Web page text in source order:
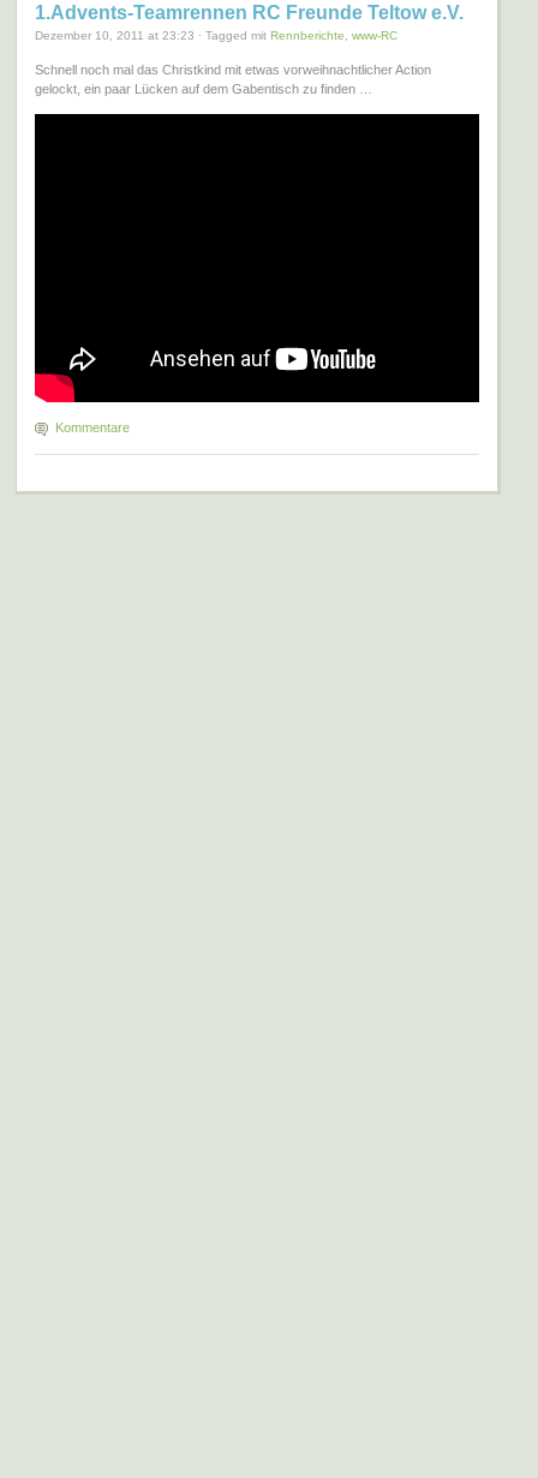
1.Advents-Teamrennen RC Freunde Teltow e.V.
Dezember 10, 2011 at 23:23 · Tagged mit Rennberichte www-RC
Schnell noch mal das Christkind mit etwas vorweihnachtlicher Action
gelockt, ein paar Lücken auf dem Gabentisch zu finden …
Kommentare